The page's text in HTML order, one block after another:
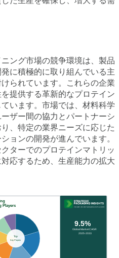
ング市場の競争環境は、製品
に積極的に取り組んでいる主
られています。これらの企業
提供する革新的なプロテイン
います。市場では、材料科学
ザー間の協力とパートナーシ
、特定の業界ニーズに応じた
ョンの開発が進んでいます。
ターでのプロテインマトリッ
応するため、生産能力の拡大